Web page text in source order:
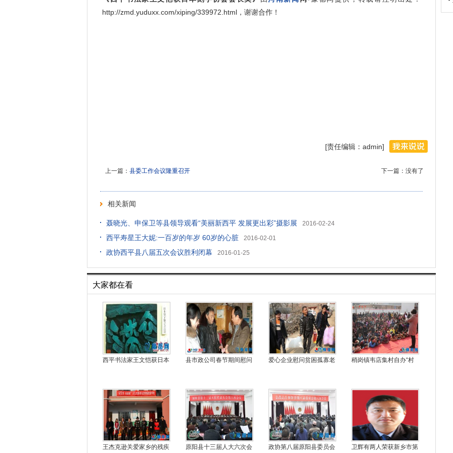
http://zmd.yuduxx.com/xiping/339972.html，谢谢合作！
[责任编辑：admin]
下一篇：没有了
上一篇： 县委工作会议隆重召开
相关新闻
聂晓光、申保卫等县领导观看“美丽新西平 发展更出彩”摄影展 2016-02-24
西平寿星王大妮:一百岁的年岁 60岁的心脏 2016-02-01
政协西平县八届五次会议胜利闭幕 2016-01-25
大家都在看
西平书法家王文恺获日本 县市政公司春节期间慰问 爱心企业慰问贫困孤寡老 稍岗镇韦店集村自办“村
王杰克逊关爱家乡的残疾 原阳县十三届人大六次会 政协第八届原阳县委员会 卫辉有两人荣获新乡市第